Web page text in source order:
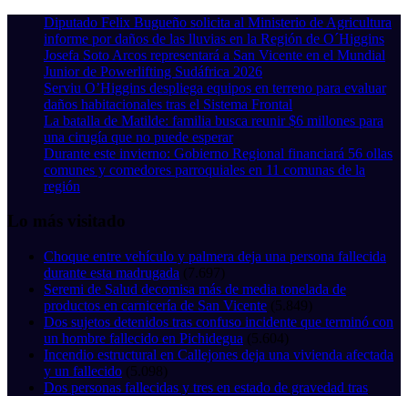
Diputado Felix Bugueño solicita al Ministerio de Agricultura
informe por daños de las lluvias en la Región de O´Higgins
Josefa Soto Arcos representará a San Vicente en el Mundial
Junior de Powerlifting Sudáfrica 2026
Serviu O’Higgins despliega equipos en terreno para evaluar
daños habitacionales tras el Sistema Frontal
La batalla de Matilde: familia busca reunir $6 millones para
una cirugía que no puede esperar
Durante este invierno: Gobierno Regional financiará 56 ollas
comunes y comedores parroquiales en 11 comunas de la
región
Lo más visitado
Choque entre vehículo y palmera deja una persona fallecida
durante esta madrugada (7.697)
Seremi de Salud decomisa más de media tonelada de
productos en carnicería de San Vicente (5.849)
Dos sujetos detenidos tras confuso incidente que terminó con
un hombre fallecido en Pichidegua (5.604)
Incendio estructural en Callejones deja una vivienda afectada
y un fallecido (5.098)
Dos personas fallecidas y tres en estado de gravedad tras